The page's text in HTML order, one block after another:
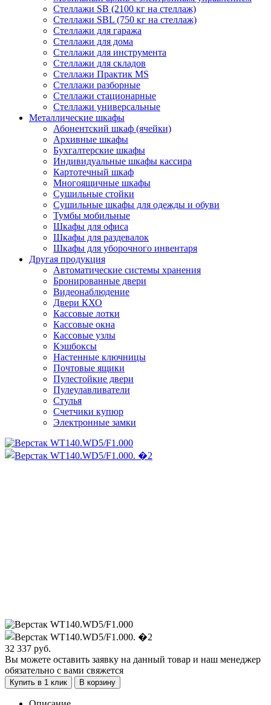
Стеллажи SB (2100 кг на стеллаж)
Стеллажи SBL (750 кг на стеллаж)
Стеллажи для гаража
Стеллажи для дома
Стеллажи для инструмента
Стеллажи для складов
Стеллажи Практик MS
Стеллажи разборные
Стеллажи стационарные
Стеллажи универсальные
Металлические шкафы
Абонентский шкаф (ячейки)
Архивные шкафы
Бухгалтерские шкафы
Индивидуальные шкафы кассира
Картотечный шкаф
Многоящичные шкафы
Сушильные стойки
Сушильные шкафы для одежды и обуви
Тумбы мобильные
Шкафы для офиса
Шкафы для раздевалок
Шкафы для уборочного инвентаря
Другая продукция
Автоматические системы хранения
Бронированные двери
Видеонаблюдение
Двери КХО
Кассовые лотки
Кассовые окна
Кассовые узлы
Кэшбоксы
Настенные ключницы
Почтовые ящики
Пулестойкие двери
Пулеулавливатели
Стулья
Счетчики купюр
Электронные замки
32 337 руб.
Вы можете оставить заявку на данный товар и наш менеджер
обязательно с вами свяжется
Купить в 1 клик В корзину